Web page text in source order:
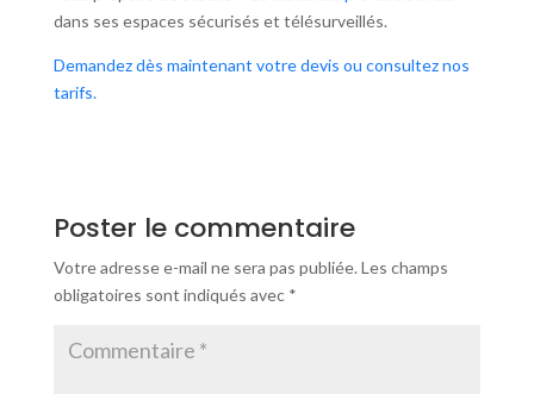
dans ses espaces sécurisés et télésurveillés.
Demandez dès maintenant votre devis ou consultez nos
tarifs.
Poster le commentaire
Votre adresse e-mail ne sera pas publiée. Les champs
obligatoires sont indiqués avec *